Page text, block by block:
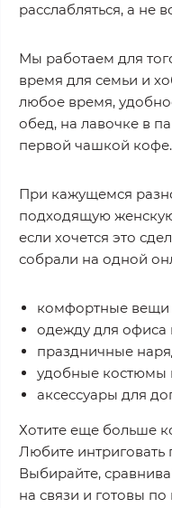
расслабляться, а не
Мы работаем для
время для семьи и
любое время,
обед, на лавочке в
первой чашкой кофе.
При кажущемся
подходящую
если хочется это
собрали на одной
комфортные вещи
одежду для офиса
праздничные
удобные костюмы
аксессуары для
Хотите еще больше
Любите
Выбирайте,
на связи и готовы